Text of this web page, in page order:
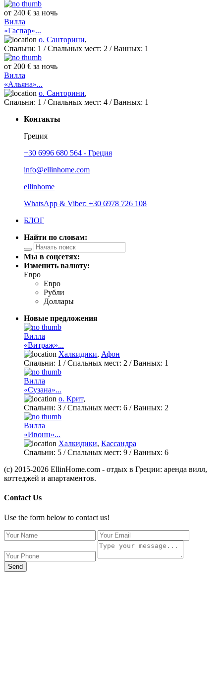
от 240 € за ночь
Вилла
«Гаспар»...
о. Санторини,
Спальни: 1 / Спальных мест: 2 /Ванных: 1
от 200 € за ночь
Вилла
«Альяна»...
о. Санторини,
Спальни: 1 / Спальных мест: 4 /Ванных: 1
Контакты
Греция
+30 6996 680 564 - Греция
info@ellinhome.com
ellinhome
WhatsApp & Viber: +30 6978 726 108
БЛОГ
Найти по словам:
Мы в соцсетях:
Изменить валюту:
Евро
Евро
Рубли
Доллары
Новые предложения
Вилла
«Витраж»...
Халкидики, Афон
Спальни: 1 / Спальных мест: 2 /Ванных: 1
Вилла
«Сузана»...
о. Крит,
Спальни: 3 / Спальных мест: 6 /Ванных: 2
Вилла
«Ивонн»...
Халкидики, Кассандра
Спальни: 5 / Спальных мест: 9 /Ванных: 6
(c) 2015-2026 EllinHome.com - отдых в Греции: аренда вилл,
коттеджей и апартаментов.
Contact Us
Use the form below to contact us!
Send